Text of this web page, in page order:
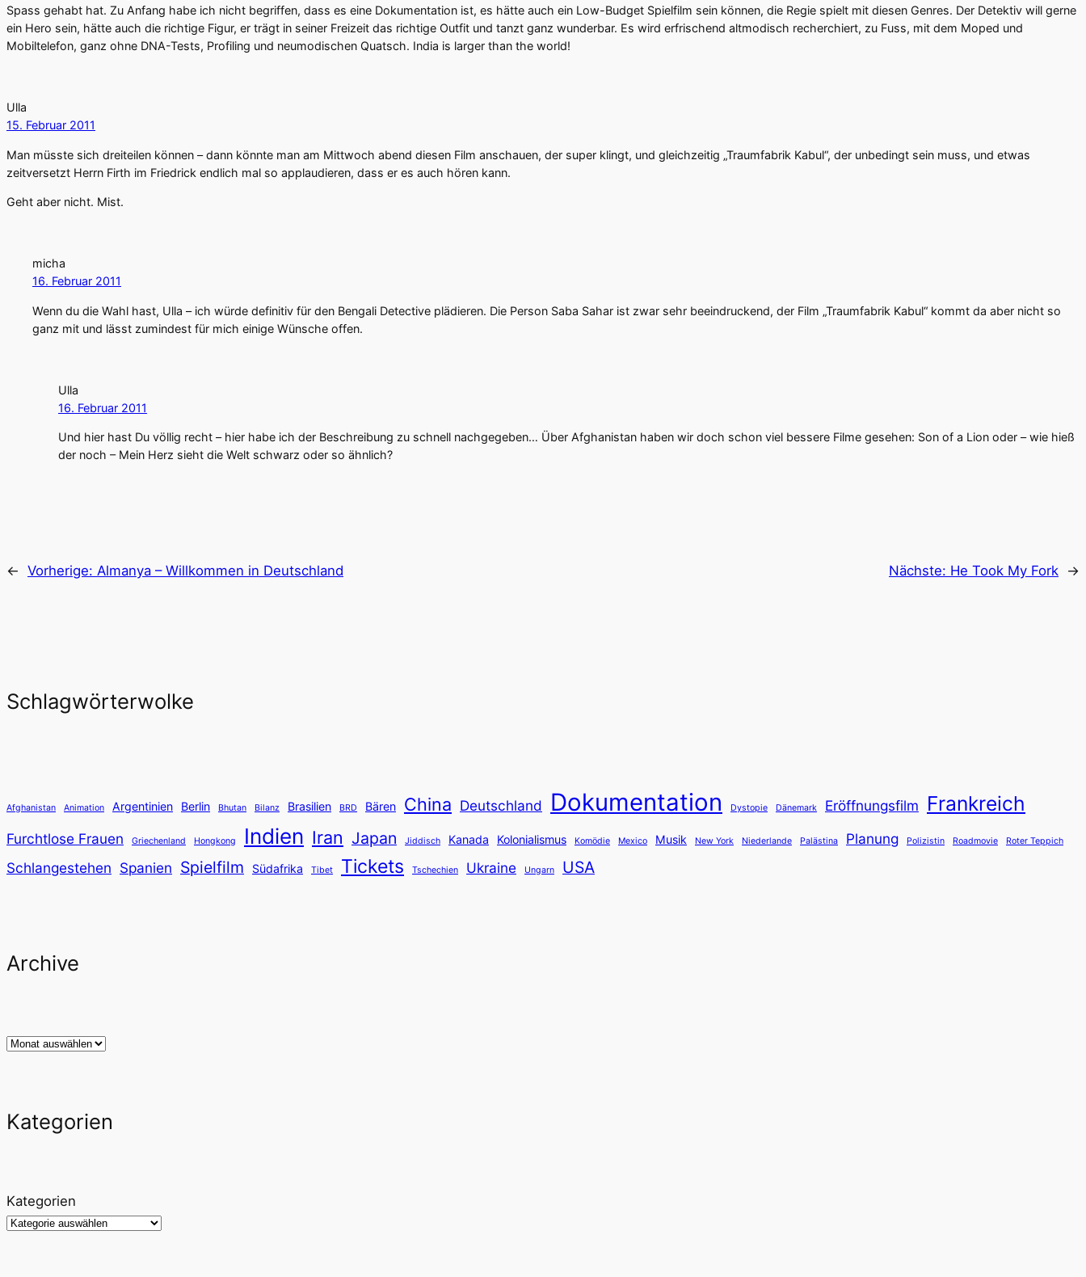
Spass gehabt hat. Zu Anfang habe ich nicht begriffen, dass es eine Dokumentation ist, es hätte auch ein Low-Budget Spielfilm sein können, die Regie spielt mit diesen Genres. Der Detektiv will gerne
ein Hero sein, hätte auch die richtige Figur, er trägt in seiner Freizeit das richtige Outfit und tanzt ganz wunderbar. Es wird erfrischend altmodisch recherchiert, zu Fuss, mit dem Moped und
Mobiltelefon, ganz ohne DNA-Tests, Profiling und neumodischen Quatsch. India is larger than the world!
Ulla
15. Februar 2011
Man müsste sich dreiteilen können – dann könnte man am Mittwoch abend diesen Film anschauen, der super klingt, und gleichzeitig „Traumfabrik Kabul“, der unbedingt sein muss, und etwas
zeitversetzt Herrn Firth im Friedrick endlich mal so applaudieren, dass er es auch hören kann.
Geht aber nicht. Mist.
micha
16. Februar 2011
Wenn du die Wahl hast, Ulla – ich würde definitiv für den Bengali Detective plädieren. Die Person Saba Sahar ist zwar sehr beeindruckend, der Film „Traumfabrik Kabul“ kommt da aber nicht so
ganz mit und lässt zumindest für mich einige Wünsche offen.
Ulla
16. Februar 2011
Und hier hast Du völlig recht – hier habe ich der Beschreibung zu schnell nachgegeben… Über Afghanistan haben wir doch schon viel bessere Filme gesehen: Son of a Lion oder – wie hieß
der noch – Mein Herz sieht die Welt schwarz oder so ähnlich?
← Vorherige: Almanya – Willkommen in Deutschland Nächste: He Took My Fork →
Schlagwörterwolke
Afghanistan Animation Argentinien Berlin Bhutan Bilanz Brasilien BRD Bären China Deutschland Dokumentation Dystopie Dänemark Eröffnungsfilm Frankreich
Furchtlose Frauen Griechenland Hongkong Indien Iran Japan Jiddisch Kanada Kolonialismus Komödie Mexico Musik New York Niederlande Palästina Planung Polizistin Roadmovie Roter Teppich
Schlangestehen Spanien Spielfilm Südafrika Tibet Tickets Tschechien Ukraine Ungarn USA
Archive
Archiv
Kategorien
Kategorien